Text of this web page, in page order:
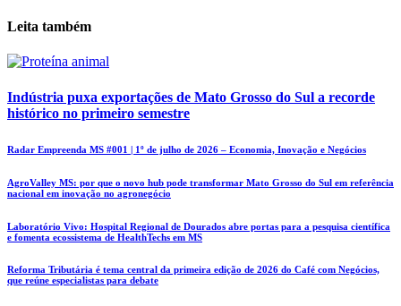
Leita também
Indústria puxa exportações de Mato Grosso do Sul a recorde
histórico no primeiro semestre
Radar Empreenda MS #001 | 1º de julho de 2026 – Economia, Inovação e Negócios
AgroValley MS: por que o novo hub pode transformar Mato Grosso do Sul em referência
nacional em inovação no agronegócio
Laboratório Vivo: Hospital Regional de Dourados abre portas para a pesquisa científica
e fomenta ecossistema de HealthTechs em MS
Reforma Tributária é tema central da primeira edição de 2026 do Café com Negócios,
que reúne especialistas para debate